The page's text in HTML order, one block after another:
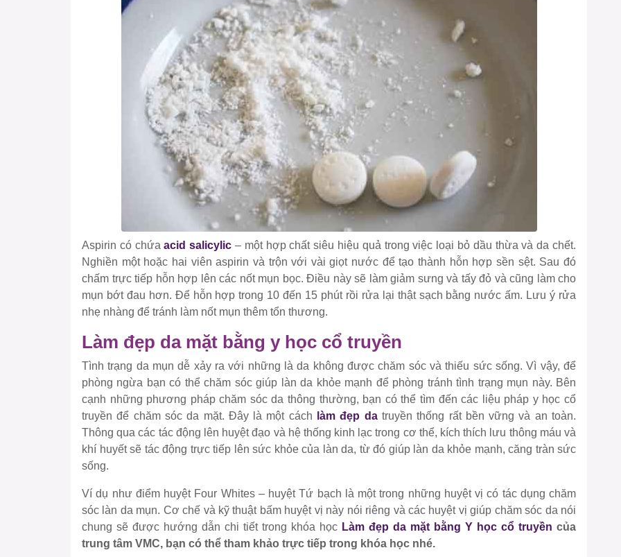
Aspirin có chứaacid salicylic – một hợp chất siêu hiệu quả trong việc loại bỏ dầu thừa và da chết.
Nghiền một hoặc hai viên aspirin và trộn với vài giọt nước để tạo thành hỗn hợp sền sệt. Sau đó
chấm trực tiếp hỗn hợp lên các nốt mụn bọc. Điều này sẽ làm giảm sưng và tấy đỏ và cũng làm cho
mụn bớt đau hơn. Để hỗn hợp trong 10 đến 15 phút rồi rửa lại thật sạch bằng nước ấm. Lưu ý rửa
nhẹ nhàng để tránh làm nốt mụn thêm tổn thương.
Làm đẹp da mặt bằng y học cổ truyền
Tình trạng da mụn dễ xảy ra với những là da không được chăm sóc và thiếu sức sống. Vì vậy, để
phòng ngừa bạn có thể chăm sóc giúp làn da khỏe mạnh để phòng tránh tình trạng mụn này. Bên
cạnh những phương pháp chăm sóc da thông thường, bạn có thể tìm đến các liệu pháp y học cổ
truyền để chăm sóc da mặt. Đây là một cách
làm đẹp datruyền thống rất bền vững và an toàn.
Thông qua các tác động lên huyệt đạo và hệ thống kinh lạc trong cơ thể, kích thích lưu thông máu và
khí huyết sẽ tác động trực tiếp lên sức khỏe của làn da, từ đó giúp làn da khỏe mạnh, căng tràn sức
sống.
Ví dụ như điểm huyệt Four Whites – huyệt Tứ bạch là một trong những huyệt vị có tác dụng chăm
sóc làn da mụn. Cơ chế và kỹ thuật bấm huyệt vị này nói riêng và các huyệt vị giúp chăm sóc da nói
chung sẽ được hướng dẫn chi tiết trong khóa học Làm đẹp da mặt bằng Y học cổ truyền của
trung tâm VMC, bạn có thể tham khảo trực tiếp trong khóa học nhé.